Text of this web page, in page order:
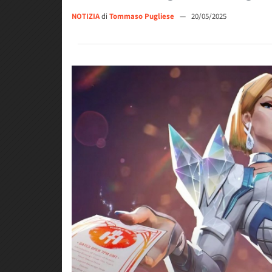
NOTIZIAdi Tommaso Pugliese — 20/05/2025